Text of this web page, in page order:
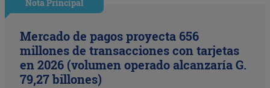
Nota Principal
Mercado de pagos proyecta 656
millones de transacciones con tarjetas
en 2026 (volumen operado alcanzaría G.
79,27 billones)